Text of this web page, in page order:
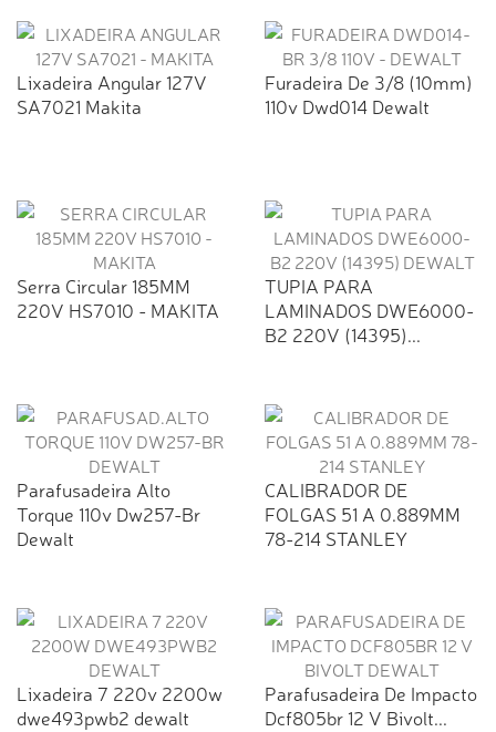
Lixadeira Angular 127V
SA7021 Makita
Furadeira De 3/8 (10mm)
110v Dwd014 Dewalt
Serra Circular 185MM
220V HS7010 - MAKITA
TUPIA PARA
LAMINADOS DWE6000-
B2 220V (14395)...
Parafusadeira Alto
Torque 110v Dw257-Br
Dewalt
CALIBRADOR DE
FOLGAS 51 A 0.889MM
78-214 STANLEY
Lixadeira 7 220v 2200w
dwe493pwb2 dewalt
Parafusadeira De Impacto
Dcf805br 12 V Bivolt...